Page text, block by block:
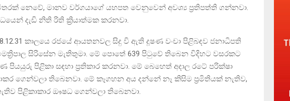
නෙවේ, මානව වර්ගයාගේ යහපත වෙනුවෙන් අවශ්‍ය ප්‍රතිපත්ති ගන්නවා.
දැඩි නිති රිති ක්‍රියාත්මක කරනවා.
කාලයෙ රජයේ ආයතනවල සිදු වි ඇති දූෂණ වංචා පිළිබඳව ජනාධිපති
සිරිසේන මැතිතුමා. මේ පොතේ 639 පිටුවේ තිබෙන විදිහට වසරකට
පියයුරු පිළිකා සඳහා ප්‍රතිකාර කරනවා. මේ බෙහෙත් අදාල රටේ පරික්ෂා
ගෙන්වලා තිබෙනවා. මේ කෑගහන අය දන්නේ නෑ කිසිම ප්‍රමිතියක් නැතිව,
පිළිකාකාර ඖෂධ ගෙන්වලා තිබෙනවා.